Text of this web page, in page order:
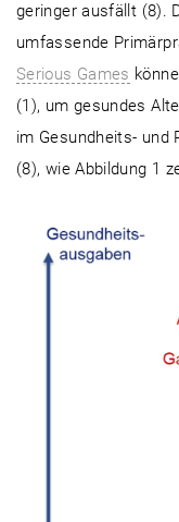
geringer ausfällt (8).
umfassende
Serious Games
(1), um gesundes
im Gesundheits- und
(8), wie Abbildung 1